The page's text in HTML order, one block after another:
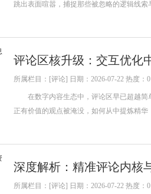
跳出表面喧嚣，捕捉那些被忽略的逻辑线
评论区核升级：交互优化
所属栏目：[评论] 日期：2026-07-22 热度：0
在数字内容生态中，评论区早已超越简
正有价值的观点被淹没，如何从中提炼精
深度解析：精准评论内核
所属栏目：[评论] 日期：2026-07-22 热度：0